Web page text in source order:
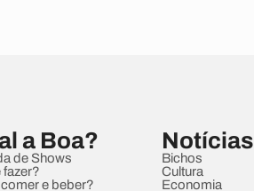
a Boa?
de Shows
fazer?
e beber?
Notícias
Bichos
Cultura
Economia